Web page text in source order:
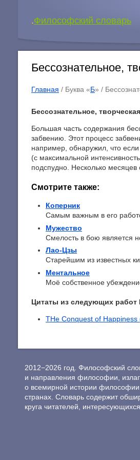
.Философский словарь
Бессознательное,
Главная / Буква «Б» /
Бессознательное,
Большая часть содержания
забвению. Этот процесс
например, обнаружил, что
(с максимальной
подспудно. Несколько месяцев
Смотрите также:
Коперник
Самым важным в его
Мужество
Смелость в бою является
Лао-Цзы
Старейшим из известных
Ментальное
Моё собственное
Цитаты из следующих работ
THe Conquest of Happiness
2012−2026 год. Философский
и направления философии,
о всемирной истории
странах. Словарь содержит
круга читателей,